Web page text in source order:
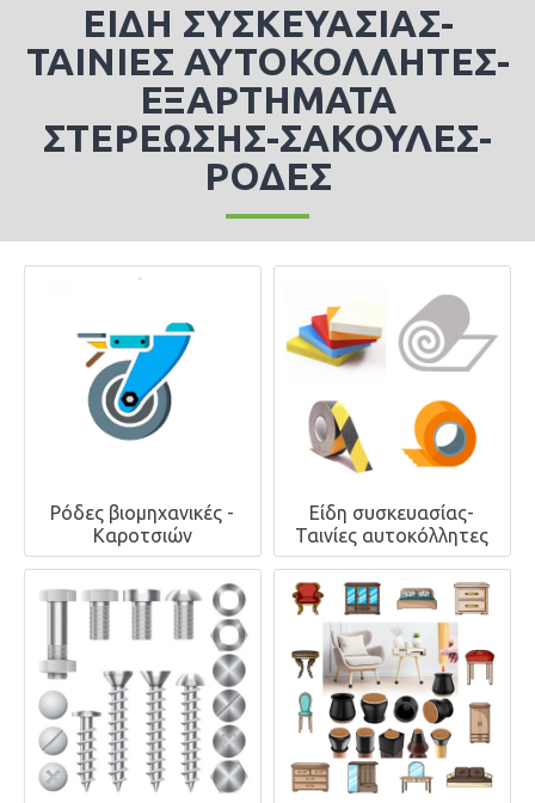
ΕΊΔΗ ΣΥΣΚΕΥΑΣΊΑΣ-
ΤΑΙΝΊΕΣ ΑΥΤΟΚΌΛΛΗΤΕΣ-
ΕΞΑΡΤΉΜΑΤΑ
ΣΤΕΡΈΩΣΗΣ-ΣΑΚΟΎΛΕΣ-
ΡΌΔΕΣ
Ρόδες βιομηχανικές -
Καροτσιών
Είδη συσκευασίας-
Ταινίες αυτοκόλλητες